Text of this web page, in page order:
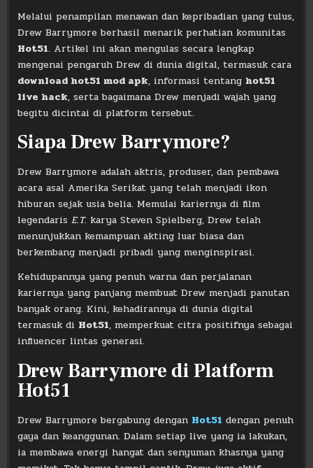
Melalui penampilan menawan dan kepribadian yang tulus,
Drew Barrymore berhasil menarik perhatian komunitas
Hot51. Artikel ini akan mengulas secara lengkap
mengenai pengaruh Drew di dunia digital, termasuk cara
download hot51 mod apk, informasi tentang hot51
live hack, serta bagaimana Drew menjadi wajah yang
begitu dicintai di platform tersebut.
Siapa Drew Barrymore?
Drew Barrymore adalah aktris, produser, dan pembawa
acara asal Amerika Serikat yang telah menjadi ikon
hiburan sejak usia belia. Memulai kariernya di film
legendarisE.T. karya Steven Spielberg, Drew telah
menunjukkan kemampuan akting luar biasa dan
berkembang menjadi pribadi yang menginspirasi.
Kehidupannya yang penuh warna dan perjalanan
kariernya yang panjang membuat Drew menjadi panutan
banyak orang. Kini, kehadirannya di dunia digital
termasuk di Hot51, memperkuat citra positifnya sebagai
influencer lintas generasi.
Drew Barrymore di Platform
Hot51
Drew Barrymore bergabung dengan Hot51 dengan penuh
gaya dan keanggunan. Dalam setiap live yang ia lakukan,
ia membawa energi hangat dan senyuman khasnya yang